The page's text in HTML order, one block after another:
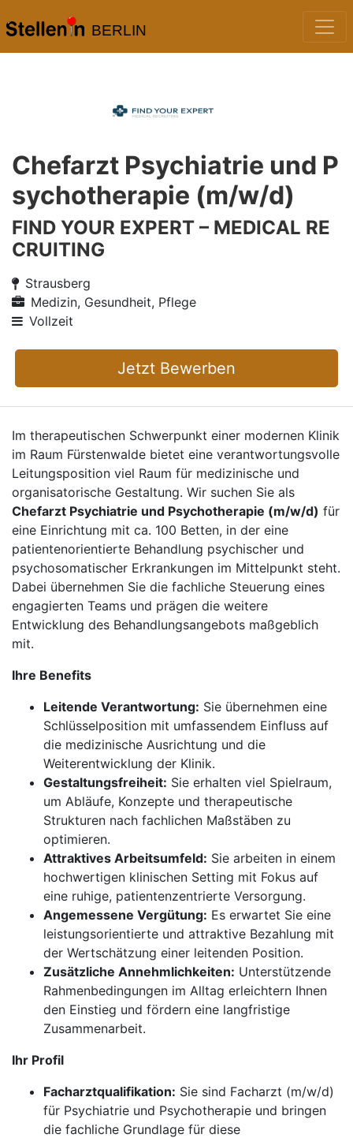
BERLIN
Chefarzt Psychiatrie und P
sychotherapie (m/w/d)
FIND YOUR EXPERT – MEDICAL RE
CRUITING
Strausberg
Medizin, Gesundheit, Pflege
Vollzeit
Jetzt Bewerben
Im therapeutischen Schwerpunkt einer modernen Klinik
im Raum Fürstenwalde bietet eine verantwortungsvolle
Leitungsposition viel Raum für medizinische und
organisatorische Gestaltung. Wir suchen Sie als
Chefarzt Psychiatrie und Psychotherapie (m/w/d) für
eine Einrichtung mit ca. 100 Betten, in der eine
patientenorientierte Behandlung psychischer und
psychosomatischer Erkrankungen im Mittelpunkt steht.
Dabei übernehmen Sie die fachliche Steuerung eines
engagierten Teams und prägen die weitere
Entwicklung des Behandlungsangebots maßgeblich
mit.
Ihre Benefits
Leitende Verantwortung: Sie übernehmen eine
Schlüsselposition mit umfassendem Einfluss auf
die medizinische Ausrichtung und die
Weiterentwicklung der Klinik.
Gestaltungsfreiheit: Sie erhalten viel Spielraum,
um Abläufe, Konzepte und therapeutische
Strukturen nach fachlichen Maßstäben zu
optimieren.
Attraktives Arbeitsumfeld: Sie arbeiten in einem
hochwertigen klinischen Setting mit Fokus auf
eine ruhige, patientenzentrierte Versorgung.
Angemessene Vergütung: Es erwartet Sie eine
leistungsorientierte und attraktive Bezahlung mit
der Wertschätzung einer leitenden Position.
Zusätzliche Annehmlichkeiten: Unterstützende
Rahmenbedingungen im Alltag erleichtern Ihnen
den Einstieg und fördern eine langfristige
Zusammenarbeit.
Ihr Profil
Facharztqualifikation: Sie sind Facharzt (m/w/d)
für Psychiatrie und Psychotherapie und bringen
die fachliche Grundlage für diese